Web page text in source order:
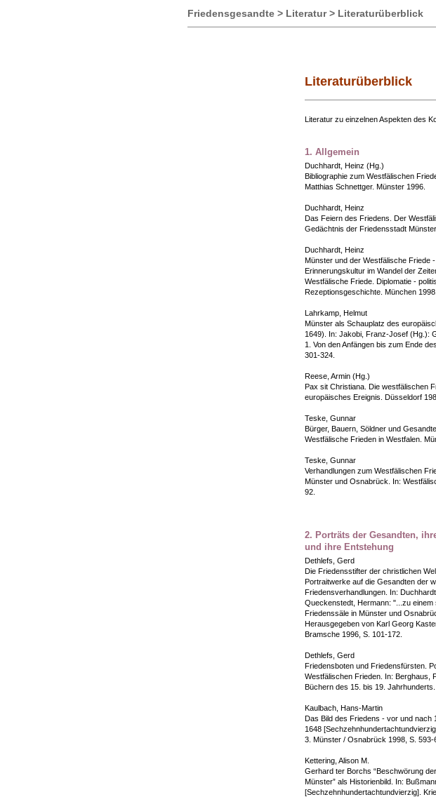
Friedensgesandte > Literatur > Literaturüberblick
Literaturüberblick
Literatur zu einzelnen Aspekten des
1. Allgemein
Duchhardt, Heinz (Hg.)
Bibliographie zum Westfälischen
Matthias Schnettger. Münster 1996.
Duchhardt, Heinz
Das Feiern des Friedens. Der
Gedächtnis der Friedensstadt
Duchhardt, Heinz
Münster und der Westfälische Friede
Erinnerungskultur im Wandel der
Westfälische Friede. Diplomatie -
Rezeptionsgeschichte. München 1998.
Lahrkamp, Helmut
Münster als Schauplatz des
1649). In: Jakobi, Franz-Josef (Hg.):
1. Von den Anfängen bis zum Ende
301-324.
Reese, Armin (Hg.)
Pax sit Christiana. Die westfälischen
europäisches Ereignis. Düsseldorf
Teske, Gunnar
Bürger, Bauern, Söldner und
Westfälische Frieden in Westfalen.
Teske, Gunnar
Verhandlungen zum Westfälischen
Münster und Osnabrück. In:
92.
2. Porträts der Gesandten,
und ihre Entstehung
Dethlefs, Gerd
Die Friedensstifter der christlichen
Portraitwerke auf die Gesandten der
Friedensverhandlungen. In:
Queckenstedt, Hermann: "...zu
Friedenssäle in Münster und
Herausgegeben von Karl Georg
Bramsche 1996, S. 101-172.
Dethlefs, Gerd
Friedensboten und Friedensfürsten.
Westfälischen Frieden. In: Berghaus,
Büchern des 15. bis 19.
Kaulbach, Hans-Martin
Das Bild des Friedens - vor und nach
1648
3. Münster / Osnabrück 1998, S. 593-
Kettering, Alison M.
Gerhard ter Borchs “Beschwörung
Münster” als Historienbild. In:
[Sechzehnhundertachtundvierzig].